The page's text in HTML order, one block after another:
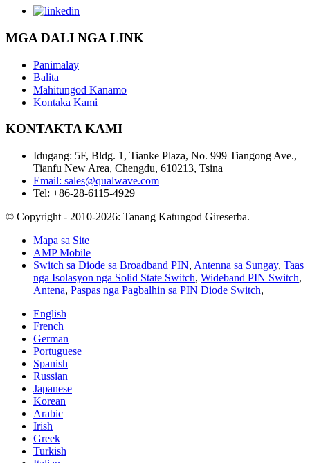
MGA DALI NGA LINK
Panimalay
Balita
Mahitungod Kanamo
Kontaka Kami
KONTAKTA KAMI
Idugang: 5F, Bldg. 1, Tianke Plaza, No. 999 Tiangong Ave.,
Tianfu New Area, Chengdu, 610213, Tsina
Email: sales@qualwave.com
Tel: +86-28-6115-4929
© Copyright - 2010-2026: Tanang Katungod Gireserba.
Mapa sa Site
AMP Mobile
Switch sa Diode sa Broadband PIN, Antenna sa Sungay, Taas
nga Isolasyon nga Solid State Switch, Wideband PIN Switch,
Antena, Paspas nga Pagbalhin sa PIN Diode Switch,
English
French
German
Portuguese
Spanish
Russian
Japanese
Korean
Arabic
Irish
Greek
Turkish